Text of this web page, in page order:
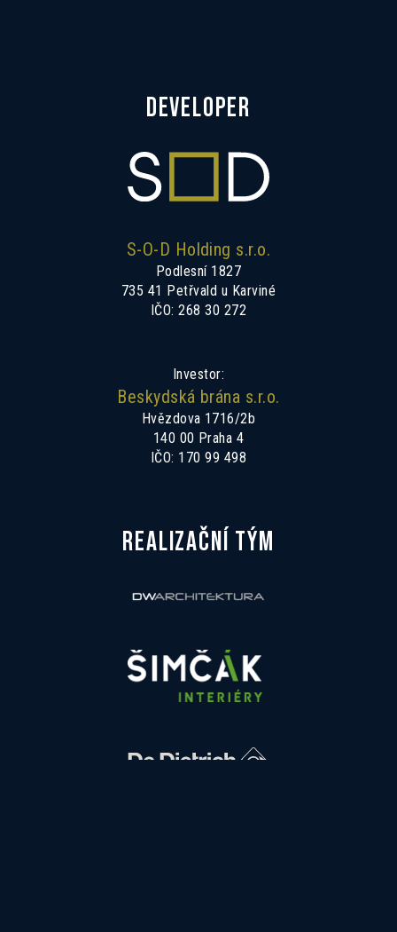
REALIZAČNÍ TÝM
DEVELOPER
S-O-D Holding s.r.o.
Podlesní 1827
735 41 Petřvald u Karviné
IČO: 268 30 272
Investor:
Beskydská brána s.r.o.
Hvězdova 1716/2b
140 00 Praha 4
IČO: 170 99 498